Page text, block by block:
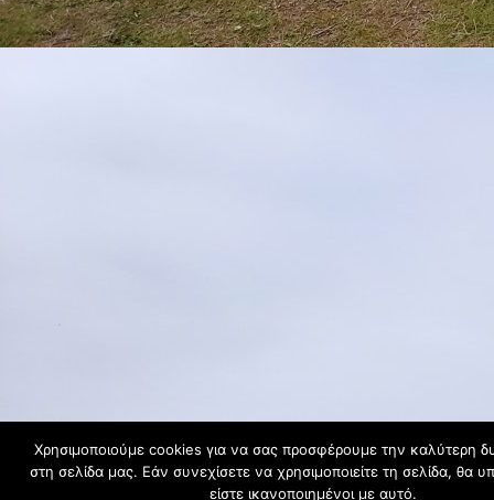
Χρησιμοποιούμε cookies για να σας προσφέρουμε την καλύτερη
στη σελίδα μας. Εάν συνεχίσετε να χρησιμοποιείτε τη σελίδα, θα
είστε ικανοποιημένοι με αυτό.